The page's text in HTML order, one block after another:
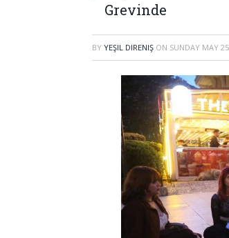
Grevinde
BY YEŞIL DIRENIŞ ON SUNDAY MAY